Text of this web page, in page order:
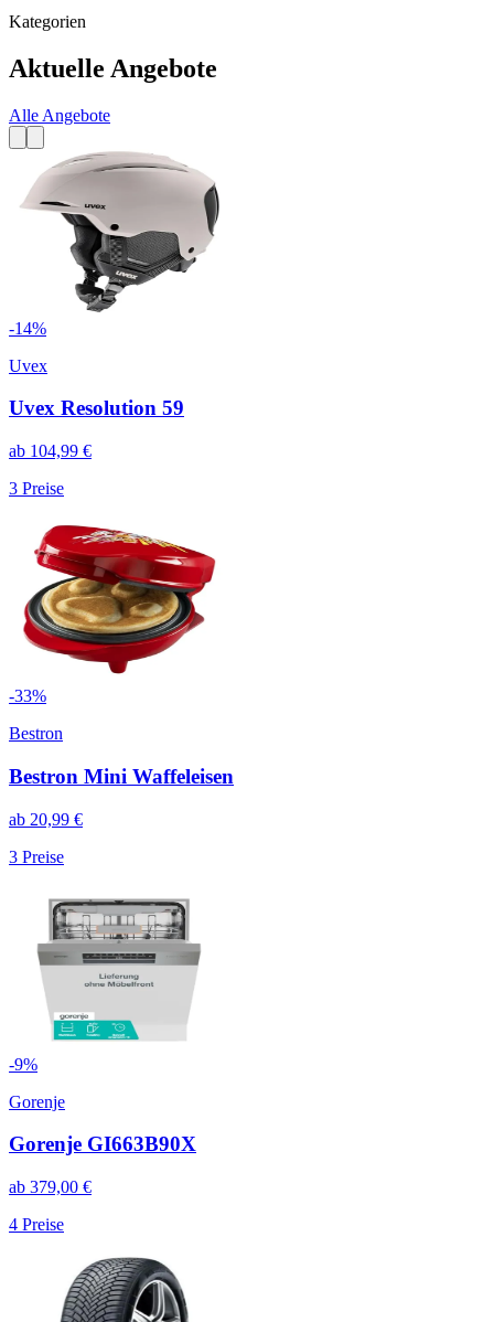
Kategorien
Aktuelle Angebote
Alle Angebote
-14%
Uvex
Uvex Resolution 59
ab 104,99 €
3 Preise
-33%
Bestron
Bestron Mini Waffeleisen
ab 20,99 €
3 Preise
-9%
Gorenje
Gorenje GI663B90X
ab 379,00 €
4 Preise